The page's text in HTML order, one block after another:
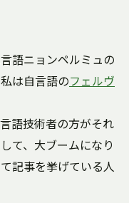
語ニョンペルミュの
は自言語のフェルヴ
語技術者の方がそれ
て、大ブームになり
記事を挙げている人